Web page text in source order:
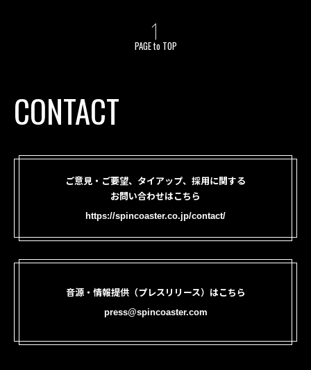
PAGE to TOP
CONTACT
ご意見・ご要望、タイアップ、採用に関する
お問い合わせはこちら
https://spincoaster.co.jp/contact/
音源・情報提供（プレスリリース）はこちら
press@spincoaster.com